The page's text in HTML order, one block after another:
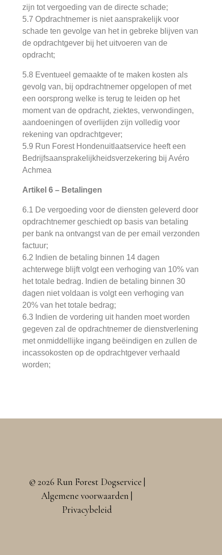
zijn tot vergoeding van de directe schade;
5.7 Opdrachtnemer is niet aansprakelijk voor
schade ten gevolge van het in gebreke blijven van
de opdrachtgever bij het uitvoeren van de
opdracht;
5.8 Eventueel gemaakte of te maken kosten als
gevolg van, bij opdrachtnemer opgelopen of met
een oorsprong welke is terug te leiden op het
moment van de opdracht, ziektes, verwondingen,
aandoeningen of overlijden zijn volledig voor
rekening van opdrachtgever;
5.9 Run Forest Hondenuitlaatservice heeft een
Bedrijfsaansprakelijkheidsverzekering bij Avéro
Achmea
Artikel 6 – Betalingen
6.1 De vergoeding voor de diensten geleverd door
opdrachtnemer geschiedt op basis van betaling
per bank na ontvangst van de per email verzonden
factuur;
6.2 Indien de betaling binnen 14 dagen
achterwege blijft volgt een verhoging van 10% van
het totale bedrag. Indien de betaling binnen 30
dagen niet voldaan is volgt een verhoging van
20% van het totale bedrag;
6.3 Indien de vordering uit handen moet worden
gegeven zal de opdrachtnemer de dienstverlening
met onmiddellijke ingang beëindigen en zullen de
incassokosten op de opdrachtgever verhaald
worden;
© 2026 Run Forest Dogservice |
Algemene voorwaarden |
Privacybeleid